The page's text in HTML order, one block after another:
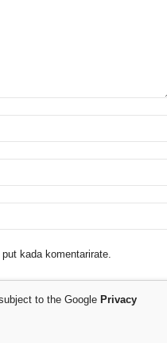
kada komentarirate.
to the Google Privacy